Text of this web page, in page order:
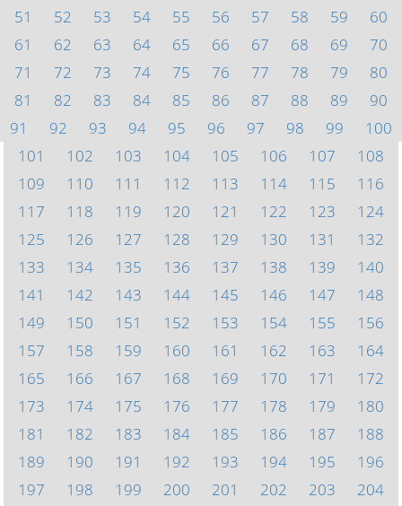
51
52 53 54 55 56 57 58 59
60
61
62 63 64 65 66 67 68 69
70
71
72 73 74 75 76 77 78 79
80
81
82 83 84 85 86 87 88 89
90
91
92 93 94 95 96 97 98 99
100
101
102 103 104 105 106 107
108
109
110 111 112 113 114 115
116
117
118 119 120 121 122 123
124
125
126 127 128 129 130 131
132
133
134 135 136 137 138 139
140
141
142 143 144 145 146 147
148
149
150 151 152 153 154 155
156
157
158 159 160 161 162 163
164
165
166 167 168 169 170 171
172
173
174 175 176 177 178 179
180
181
182 183 184 185 186 187
188
189
190 191 192 193 194 195
196
197
198 199 200 201 202 203
204